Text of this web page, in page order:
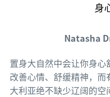
身
Natasha
置身大自然中会让你身
改善心情、舒缓精神，
大利亚绝不缺少辽阔的